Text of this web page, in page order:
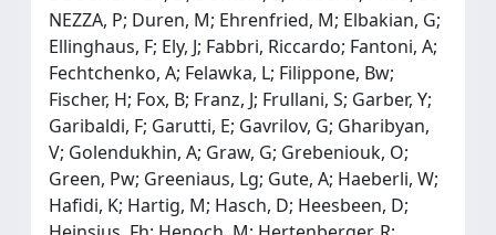
NEZZA, P; Duren, M; Ehrenfried, M; Elbakian, G;
Ellinghaus, F; Ely, J; Fabbri, Riccardo; Fantoni, A;
Fechtchenko, A; Felawka, L; Filippone, Bw;
Fischer, H; Fox, B; Franz, J; Frullani, S; Garber, Y;
Garibaldi, F; Garutti, E; Gavrilov, G; Gharibyan,
V; Golendukhin, A; Graw, G; Grebeniouk, O;
Green, Pw; Greeniaus, Lg; Gute, A; Haeberli, W;
Hafidi, K; Hartig, M; Hasch, D; Heesbeen, D;